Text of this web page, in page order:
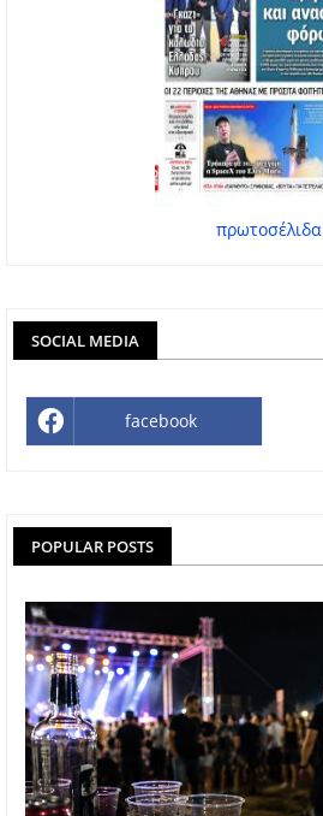
πρωτοσέλιδα
SOCIAL MEDIA
facebook
POPULAR POSTS